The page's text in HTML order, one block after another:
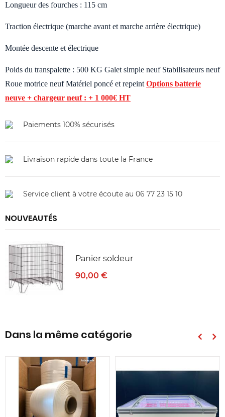
Longueur des fourches : 115 cm
Traction électrique (marche avant et marche arrière électrique)
Montée descente et électrique
Poids du transpalette : 500 KG Galet simple neuf Stabilisateurs neuf
Roue motrice neuf Matériel poncé et repeint Options batterie
neuve + chargeur neuf : + 1 000€ HT
Paiements 100% sécurisés
Livraison rapide dans toute la France
Service client à votre écoute au 06 77 23 15 10
NOUVEAUTÉS
Panier soldeur
90,00 €
Dans la même catégorie